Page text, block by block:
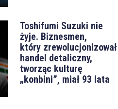
Toshifumi Suzuki nie
żyje. Biznesmen,
który zrewolucjonizował
handel detaliczny,
tworząc kulturę
„konbini”, miał 93 lata